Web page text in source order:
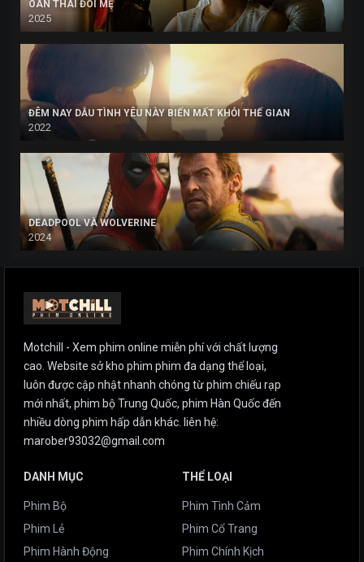
OÁN THAI ĐÒI MẸ
2025
ĐÊM NAY DẪU TÌNH YÊU NÀY BIẾN MẤT KHỎI THẾ GIAN
2022
DEADPOOL VÀ WOLVERINE
2024
Motchill - Xem phim online miễn phí với chất lượng
cao. Website sở kho phim phim đa dạng thể loại,
luôn được cập nhật nhanh chóng từ phim chiếu rạp
mới nhất, phim bộ Trung Quốc, phim Hàn Quốc đến
nhiều dòng phim hấp dẫn khác. liên hệ:
marober93032@gmail.com
DANH MỤC
Phim Bộ
Phim Lẻ
Phim Hành Động
THỂ LOẠI
Phim Tình Cảm
Phim Cổ Trang
Phim Chính Kịch